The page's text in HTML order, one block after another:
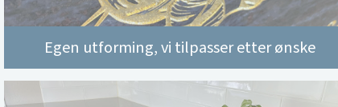
Egen utforming, vi tilpasser etter ønske